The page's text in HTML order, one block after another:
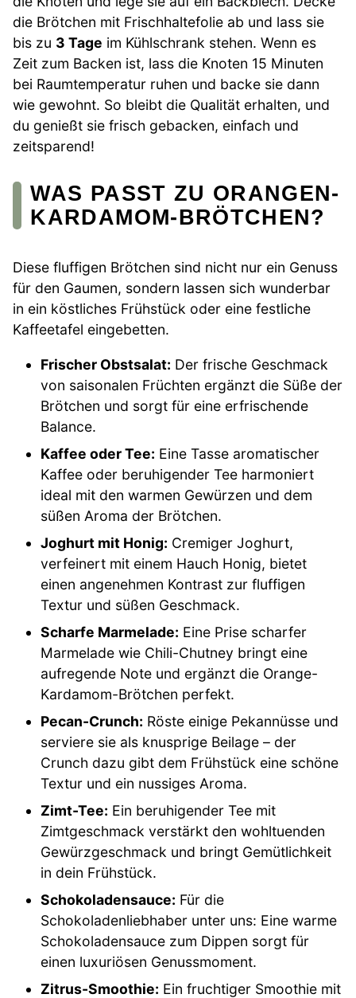
die Brötchen mit Frischhaltefolie ab und lass sie
bis zu 3 Tage im Kühlschrank stehen. Wenn es
Zeit zum Backen ist, lass die Knoten 15 Minuten
bei Raumtemperatur ruhen und backe sie dann
wie gewohnt. So bleibt die Qualität erhalten, und
du genießt sie frisch gebacken, einfach und
zeitsparend!
WAS PASST ZU ORANGEN-
KARDAMOM-BRÖTCHEN?
Diese fluffigen Brötchen sind nicht nur ein Genuss
für den Gaumen, sondern lassen sich wunderbar
in ein köstliches Frühstück oder eine festliche
Kaffeetafel eingebetten.
Frischer Obstsalat: Der frische Geschmack
von saisonalen Früchten ergänzt die Süße der
Brötchen und sorgt für eine erfrischende
Balance.
Kaffee oder Tee: Eine Tasse aromatischer
Kaffee oder beruhigender Tee harmoniert
ideal mit den warmen Gewürzen und dem
süßen Aroma der Brötchen.
Joghurt mit Honig: Cremiger Joghurt,
verfeinert mit einem Hauch Honig, bietet
einen angenehmen Kontrast zur fluffigen
Textur und süßen Geschmack.
Scharfe Marmelade: Eine Prise scharfer
Marmelade wie Chili-Chutney bringt eine
aufregende Note und ergänzt die Orange-
Kardamom-Brötchen perfekt.
Pecan-Crunch: Röste einige Pekannüsse und
serviere sie als knusprige Beilage – der
Crunch dazu gibt dem Frühstück eine schöne
Textur und ein nussiges Aroma.
Zimt-Tee: Ein beruhigender Tee mit
Zimtgeschmack verstärkt den wohltuenden
Gewürzgeschmack und bringt Gemütlichkeit
in dein Frühstück.
Schokoladensauce: Für die
Schokoladenliebhaber unter uns: Eine warme
Schokoladensauce zum Dippen sorgt für
einen luxuriösen Genussmoment.
Zitrus-Smoothie: Ein fruchtiger Smoothie mit